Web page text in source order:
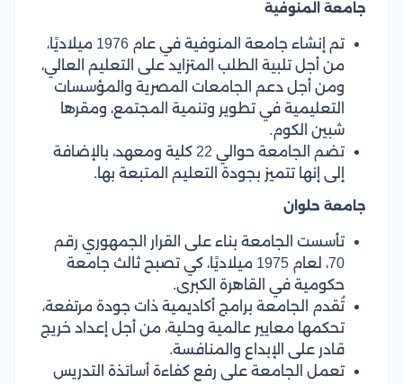
جامعة المنوفية
تم إنشاء جامعة المنوفية في عام 1976 ميلاديًا،
من أجل تلبية الطلب المتزايد على التعليم العالي،
ومن أجل دعم الجامعات المصرية والمؤسسات
التعليمية في تطوير وتنمية المجتمع، ومقرها
شبين الكوم.
تضم الجامعة حوالي 22 كلية ومعهد، بالإضافة
إلى إنها تتميز بجودة التعليم المتبعة بها.
جامعة حلوان
تأسست الجامعة بناء على القرار الجمهوري رقم
70، لعام 1975 ميلاديًا، كي تصبح ثالث جامعة
حكومية في القاهرة الكبرى.
تُقدم الجامعة برامج أكاديمية ذات جودة مرتفعة،
تحكمها معايير عالمية وحلية، من أجل إعداد خريج
قادر على الإبداع والمنافسة.
تعمل الجامعة على رفع كفاءة أساتذة التدريس